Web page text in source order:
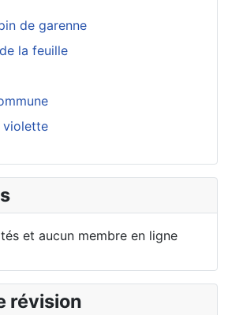
de garenne
la feuille
violette
et aucun membre en ligne
révision